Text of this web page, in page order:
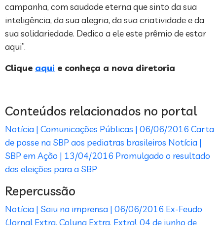
campanha, com saudade eterna que sinto da sua
inteligência, da sua alegria, da sua criatividade e da
sua solidariedade. Dedico a ele este prêmio de estar
aqui”.
Clique aqui e conheça a nova diretoria
Conteúdos relacionados no portal
Notícia | Comunicações Públicas | 06/06/2016 Carta
de posse na SBP aos pediatras brasileiros Notícia |
SBP em Ação | 13/04/2016 Promulgado o resultado
das eleições para a SBP
Repercussão
Notícia | Saiu na imprensa | 06/06/2016 Ex-Feudo
(Jornal Extra, Coluna Extra, Extra!, 04 de junho de